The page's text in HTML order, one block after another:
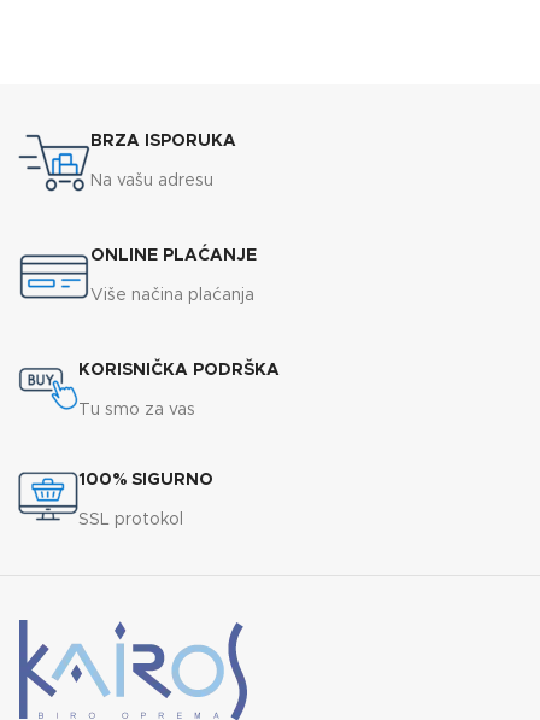
BRZA ISPORUKA
Na vašu adresu
ONLINE PLAĆANJE
Više načina plaćanja
KORISNIČKA PODRŠKA
Tu smo za vas
100% SIGURNO
SSL protokol